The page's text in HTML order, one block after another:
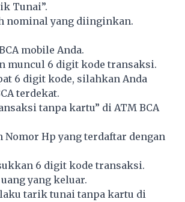
Tunai”.
nominal yang diinginkan.
mobile Anda.
muncul 6 digit kode transaksi.
6 digit kode, silahkan Anda
terdekat.
tanpa kartu” di ATM BCA
Nomor Hp yang terdaftar dengan
6 digit kode transaksi.
yang keluar.
tarik tunai tanpa kartu di